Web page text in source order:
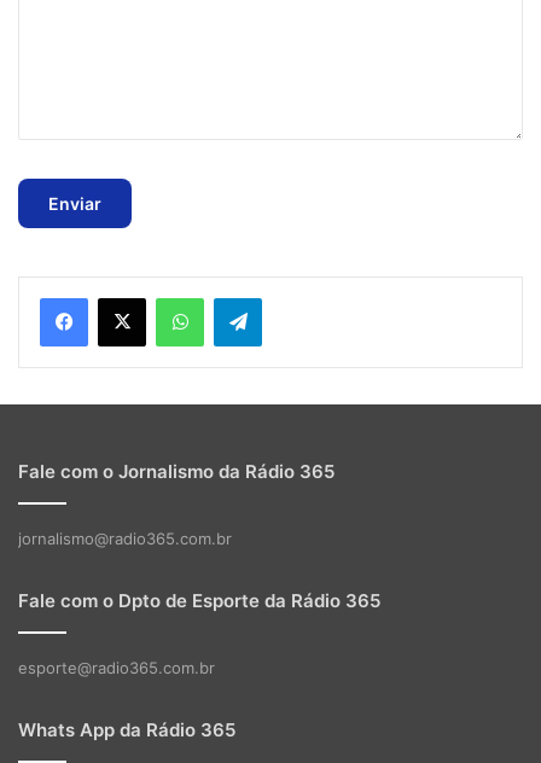
Fale com o Jornalismo da Rádio 365
jornalismo@radio365.com.br
Fale com o Dpto de Esporte da Rádio 365
esporte@radio365.com.br
Whats App da Rádio 365